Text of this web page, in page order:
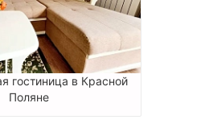
гостиница в Красной
Поляне